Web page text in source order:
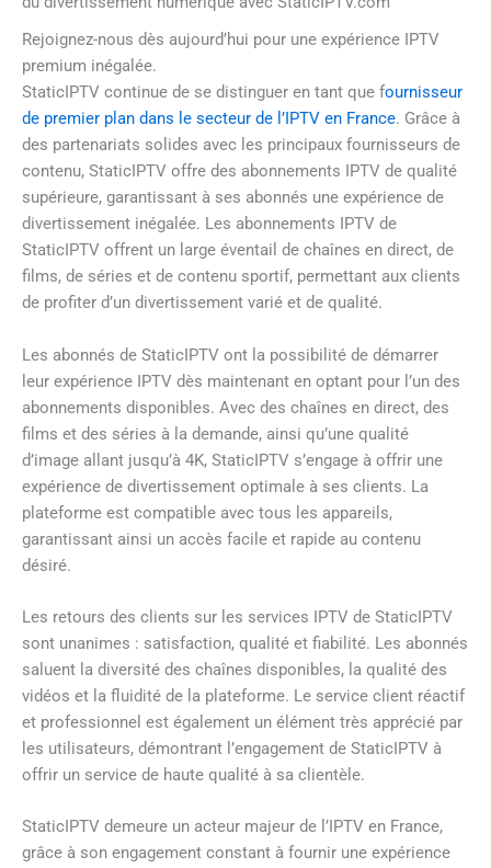
Rejoignez-nous dès aujourd’hui pour une expérience IPTV
premium inégalée.
StaticIPTV continue de se distinguer en tant que fournisseur
de premier plan dans le secteur de l’IPTV en France. Grâce à
des partenariats solides avec les principaux fournisseurs de
contenu, StaticIPTV offre des abonnements IPTV de qualité
supérieure, garantissant à ses abonnés une expérience de
divertissement inégalée. Les abonnements IPTV de
StaticIPTV offrent un large éventail de chaînes en direct, de
films, de séries et de contenu sportif, permettant aux clients
de profiter d’un divertissement varié et de qualité.
Les abonnés de StaticIPTV ont la possibilité de démarrer
leur expérience IPTV dès maintenant en optant pour l’un des
abonnements disponibles. Avec des chaînes en direct, des
films et des séries à la demande, ainsi qu’une qualité
d’image allant jusqu’à 4K, StaticIPTV s’engage à offrir une
expérience de divertissement optimale à ses clients. La
plateforme est compatible avec tous les appareils,
garantissant ainsi un accès facile et rapide au contenu
désiré.
Les retours des clients sur les services IPTV de StaticIPTV
sont unanimes : satisfaction, qualité et fiabilité. Les abonnés
saluent la diversité des chaînes disponibles, la qualité des
vidéos et la fluidité de la plateforme. Le service client réactif
et professionnel est également un élément très apprécié par
les utilisateurs, démontrant l’engagement de StaticIPTV à
offrir un service de haute qualité à sa clientèle.
StaticIPTV demeure un acteur majeur de l’IPTV en France,
grâce à son engagement constant à fournir une expérience